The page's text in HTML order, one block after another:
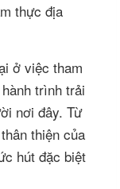
thực địa
ở việc tham
trình trải
nơi đây. Từ
thiện của
hút đặc biệt